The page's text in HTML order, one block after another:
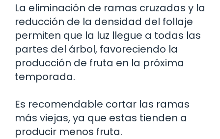
La eliminación de ramas cruzadas y la
reducción de la densidad del follaje
permiten que la luz llegue a todas las
partes del árbol, favoreciendo la
producción de fruta en la próxima
temporada.
Es recomendable cortar las ramas
más viejas, ya que estas tienden a
producir menos fruta.